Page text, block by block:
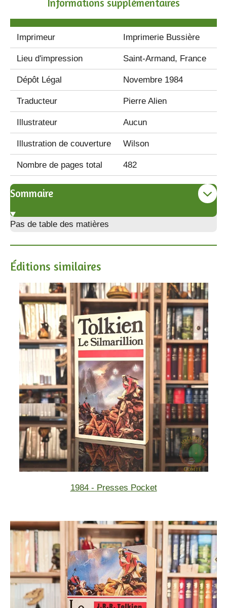
Informations supplémentaires
Imprimeur Imprimerie Bussière
Lieu d'impression Saint-Armand, France
Dépôt Légal Novembre 1984
Traducteur Pierre Alien
Illustrateur Aucun
Illustration de couverture Wilson
Nombre de pages total 482
Sommaire
Pas de table des matières
Éditions similaires
1984 - Presses Pocket